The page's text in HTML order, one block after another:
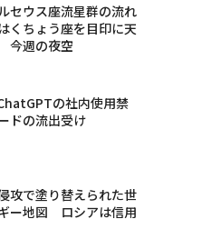
セウス座流星群の流れ
くちょう座を目印に天
今週の夜空
の社内使用禁
ドの流出受け
攻で塗り替えられた世
ー地図 ロシアは信用